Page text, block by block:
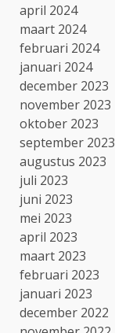
april 2024
maart 2024
februari 2024
januari 2024
december 2023
november 2023
oktober 2023
september 2023
augustus 2023
juli 2023
juni 2023
mei 2023
april 2023
maart 2023
februari 2023
januari 2023
december 2022